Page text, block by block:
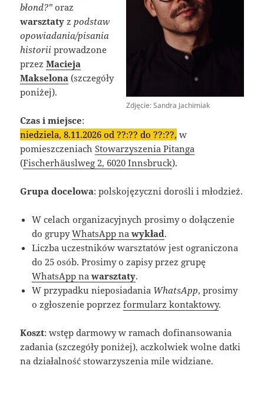
Zdjęcie: Sandra Jachimiak
błond?”oraz
warsztaty zpodstaw
opowiadania/pisania
historii prowadzone
przezMacieja
Makselona (szczegóły
poniżej).
Czas i miejsce:
niedziela, 8.11.2026 od ??:?? do ??:??, w
pomieszczeniachStowarzyszenia Pitanga
(Fischerhäuslweg 2, 6020 Innsbruck).
Grupa docelowa: polskojęzyczni dorośli i młodzież.
W celach organizacyjnych prosimy o dołączenie
do grupyWhatsApp nawykład.
Liczba uczestników warsztatów jest ograniczona
do 25 osób. Prosimy o zapisy przez grupę
WhatsApp nawarsztaty.
W przypadku nieposiadania WhatsApp, prosimy
o zgłoszenie poprzezformularz kontaktowy.
Koszt: wstęp darmowy w ramach dofinansowania
zadania (szczegóły poniżej), aczkolwiek wolne datki
na działalność stowarzyszenia mile widziane.